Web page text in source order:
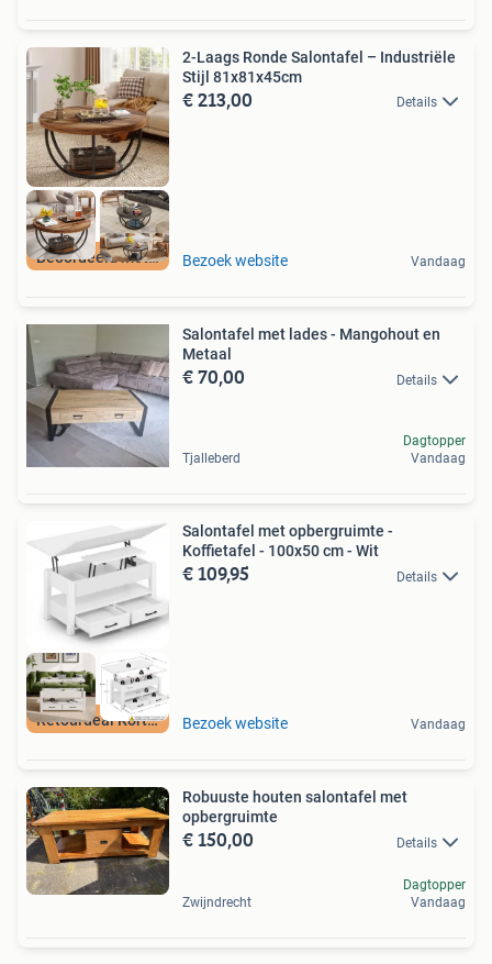
Beoordeeld met 9+
2-Laags Ronde Salontafel – Industriële
Stijl 81x81x45cm
€ 213,00 Details
Bezoek website Vandaag
Salontafel met lades - Mangohout en
Metaal
€ 70,00 Details
Tjalleberd
Dagtopper
Vandaag
Retourdeal Korting
Salontafel met opbergruimte -
Koffietafel - 100x50 cm - Wit
€ 109,95 Details
Bezoek website Vandaag
Robuuste houten salontafel met
opbergruimte
€ 150,00 Details
Zwijndrecht
Dagtopper
Vandaag